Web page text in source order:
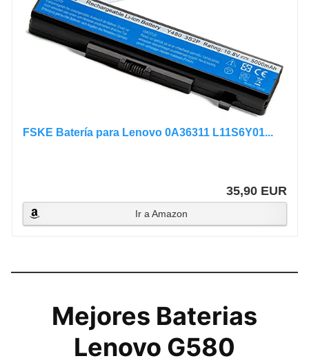
FSKE Batería para Lenovo 0A36311 L11S6Y01...
35,90 EUR
Ir a Amazon
Mejores Baterias
Lenovo G580